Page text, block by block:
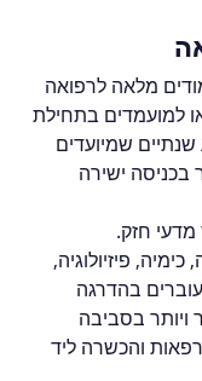
מלאה לרפואה
למועמדים בתחילת
שמיועדים
בכניסה ישירה
חזק.
פיזיולוגיה,
בהדרגה
ויותר בסביבה
והכשרה ליד